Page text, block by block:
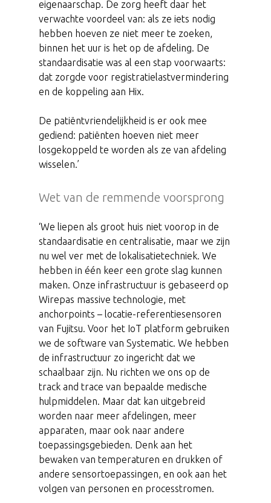
eigenaarschap. De zorg heeft daar het
verwachte voordeel van: als ze iets nodig
hebben hoeven ze niet meer te zoeken,
binnen het uur is het op de afdeling. De
standaardisatie was al een stap voorwaarts:
dat zorgde voor registratielastvermindering
en de koppeling aan Hix.
De patiëntvriendelijkheid is er ook mee
gediend: patiënten hoeven niet meer
losgekoppeld te worden als ze van afdeling
wisselen.’
Wet van de remmende voorsprong
‘We liepen als groot huis niet voorop in de
standaardisatie en centralisatie, maar we zijn
nu wel ver met de lokalisatietechniek. We
hebben in één keer een grote slag kunnen
maken. Onze infrastructuur is gebaseerd op
Wirepas massive technologie, met
anchorpoints – locatie-referentiesensoren
van Fujitsu. Voor het IoT platform gebruiken
we de software van Systematic. We hebben
de infrastructuur zo ingericht dat we
schaalbaar zijn. Nu richten we ons op de
track and trace van bepaalde medische
hulpmiddelen. Maar dat kan uitgebreid
worden naar meer afdelingen, meer
apparaten, maar ook naar andere
toepassingsgebieden. Denk aan het
bewaken van temperaturen en drukken of
andere sensortoepassingen, en ook aan het
volgen van personen en processtromen.